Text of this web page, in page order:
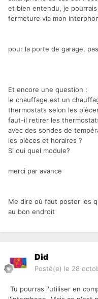
et bien entendu, je
fermeture via mon
pour la porte de garage,
Et encore une question :
le chauffage est un
thermostats selon les
faut-il retirer les
avec des sondes de
les pièces et horaires ?
Si oui quel module?
merci par avance
Me dire où faut poster les
au bon endroit
Did
Posté(e) le 28
Tu pourras l'utiliser en